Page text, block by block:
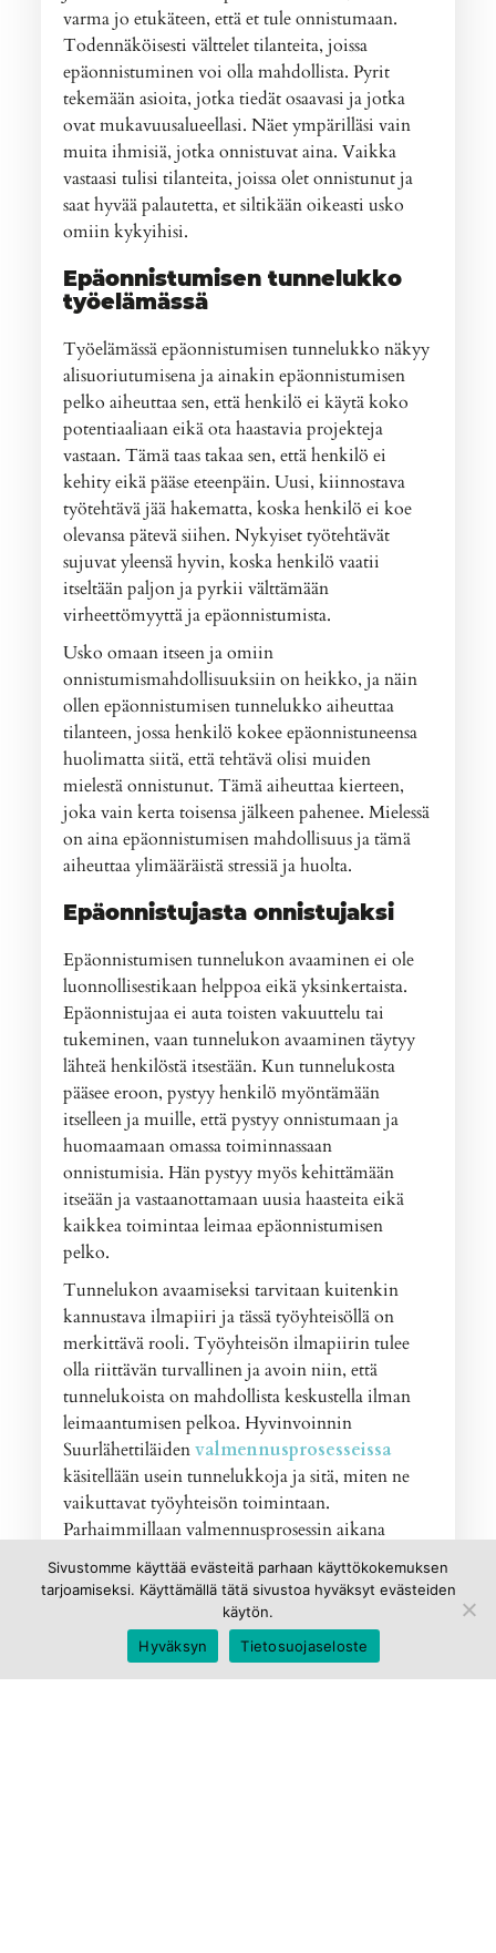
varma jo etukäteen, että et tule onnistumaan.
Todennäköisesti välttelet tilanteita, joissa
epäonnistuminen voi olla mahdollista. Pyrit
tekemään asioita, jotka tiedät osaavasi ja jotka
ovat mukavuusalueellasi. Näet ympärilläsi vain
muita ihmisiä, jotka onnistuvat aina. Vaikka
vastaasi tulisi tilanteita, joissa olet onnistunut ja
saat hyvää palautetta, et siltikään oikeasti usko
omiin kykyihisi.
Epäonnistumisen tunnelukko
työelämässä
Työelämässä epäonnistumisen tunnelukko näkyy
alisuoriutumisena ja ainakin epäonnistumisen
pelko aiheuttaa sen, että henkilö ei käytä koko
potentiaaliaan eikä ota haastavia projekteja
vastaan. Tämä taas takaa sen, että henkilö ei
kehity eikä pääse eteenpäin. Uusi, kiinnostava
työtehtävä jää hakematta, koska henkilö ei koe
olevansa pätevä siihen. Nykyiset työtehtävät
sujuvat yleensä hyvin, koska henkilö vaatii
itseltään paljon ja pyrkii välttämään
virheettömyyttä ja epäonnistumista.
Usko omaan itseen ja omiin
onnistumismahdollisuuksiin on heikko, ja näin
ollen epäonnistumisen tunnelukko aiheuttaa
tilanteen, jossa henkilö kokee epäonnistuneensa
huolimatta siitä, että tehtävä olisi muiden
mielestä onnistunut. Tämä aiheuttaa kierteen,
joka vain kerta toisensa jälkeen pahenee. Mielessä
on aina epäonnistumisen mahdollisuus ja tämä
aiheuttaa ylimääräistä stressiä ja huolta.
Epäonnistujasta onnistujaksi
Epäonnistumisen tunnelukon avaaminen ei ole
luonnollisestikaan helppoa eikä yksinkertaista.
Epäonnistujaa ei auta toisten vakuuttelu tai
tukeminen, vaan tunnelukon avaaminen täytyy
lähteä henkilöstä itsestään. Kun tunnelukosta
pääsee eroon, pystyy henkilö myöntämään
itselleen ja muille, että pystyy onnistumaan ja
huomaamaan omassa toiminnassaan
onnistumisia. Hän pystyy myös kehittämään
itseään ja vastaanottamaan uusia haasteita eikä
kaikkea toimintaa leimaa epäonnistumisen
pelko.
Tunnelukon avaamiseksi tarvitaan kuitenkin
kannustava ilmapiiri ja tässä työyhteisöllä on
merkittävä rooli. Työyhteisön ilmapiirin tulee
olla riittävän turvallinen ja avoin niin, että
tunnelukoista on mahdollista keskustella ilman
leimaantumisen pelkoa. Hyvinvoinnin
Suurlähettiläidenvalmennusprosesseissa
käsitellään usein tunnelukkoja ja sitä, miten ne
vaikuttavat työyhteisön toimintaan.
Parhaimmillaan valmennusprosessin aikana
osallistuja pystyy avaamaan oman tunnelukkonsa
ja siitä voi olla suuri apu sekä henkilölle itselleen
että hänen ympärillä olevalle työyhteisölle.
Lähteenä käytetty Kimmo Takasen kirjaa
Sivustomme käyttää evästeitä parhaan käyttökokemuksen
tarjoamiseksi. Käyttämällä tätä sivustoa hyväksyt evästeiden
käytön.
Hyväksyn
Tietosuojaseloste